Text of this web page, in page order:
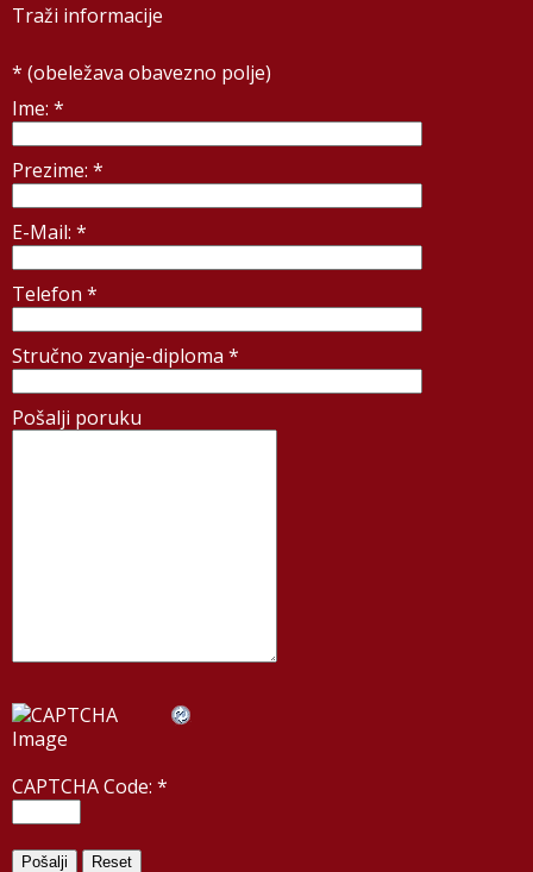
Traži informacije
* (obeležava obavezno polje)
Ime: *
Prezime: *
E-Mail: *
Telefon *
Stručno zvanje-diploma *
Pošalji poruku
CAPTCHA Code: *